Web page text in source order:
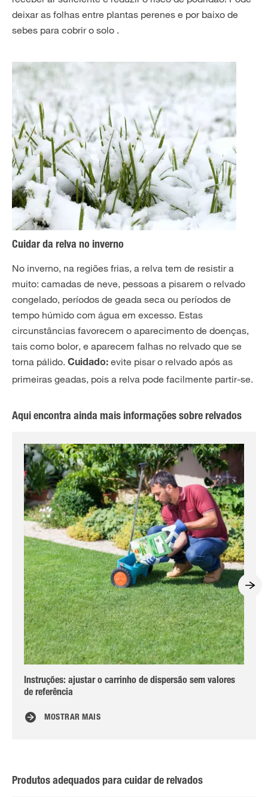
deixar as folhas entre plantas perenes e por baixo de
sebes para cobrir o solo .
Cuidar da relva no inverno
No inverno, na regiões frias, a relva tem de resistir a
muito: camadas de neve, pessoas a pisarem o relvado
congelado, períodos de geada seca ou períodos de
tempo húmido com água em excesso. Estas
circunstâncias favorecem o aparecimento de doenças,
tais como bolor, e aparecem falhas no relvado que se
torna pálido. Cuidado: evite pisar o relvado após as
primeiras geadas, pois a relva pode facilmente partir-se.
Aqui encontra ainda mais informações sobre relvados
Instruções: ajustar o carrinho de dispersão sem valores
de referência
MOSTRAR MAIS
Produtos adequados para cuidar de relvados